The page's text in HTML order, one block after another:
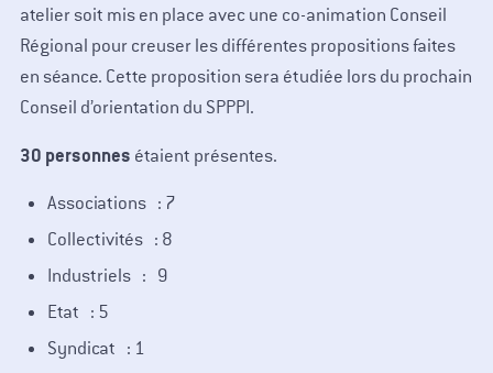
atelier soit mis en place avec une co-animation Conseil
Régional pour creuser les différentes propositions faites
en séance. Cette proposition sera étudiée lors du prochain
Conseil d’orientation du SPPPI.
30 personnes étaient présentes.
Associations : 7
Collectivités : 8
Industriels : 9
Etat : 5
Syndicat : 1